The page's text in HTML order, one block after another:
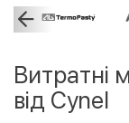
Витратні
від Cynel